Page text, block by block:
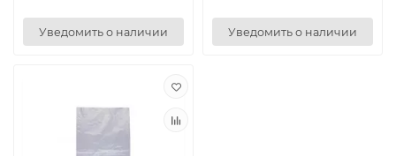
Уведомить о наличии Уведомить о наличии